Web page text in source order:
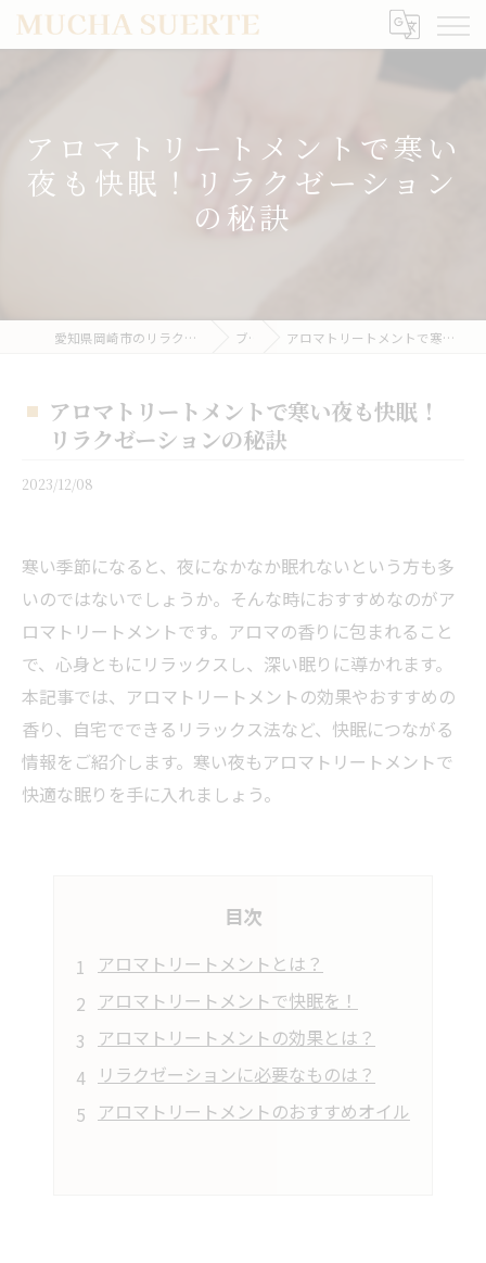
アロマトリートメントで寒い
夜も快眠！リラクゼーション
の秘訣
愛知県岡崎市のリラクゼーションならMUCHA SUERTE ブログ アロマトリートメントで寒い夜も快眠！リラクゼーションの秘訣
アロマトリートメントで寒い夜も快眠！
リラクゼーションの秘訣
2023/12/08
寒い季節になると、夜になかなか眠れないという方も多
いのではないでしょうか。そんな時におすすめなのがア
ロマトリートメントです。アロマの香りに包まれること
で、心身ともにリラックスし、深い眠りに導かれます。
本記事では、アロマトリートメントの効果やおすすめの
香り、自宅でできるリラックス法など、快眠につながる
情報をご紹介します。寒い夜もアロマトリートメントで
快適な眠りを手に入れましょう。
目次
アロマトリートメントとは？
アロマトリートメントで快眠を！
アロマトリートメントの効果とは？
リラクゼーションに必要なものは？
アロマトリートメントのおすすめオイル